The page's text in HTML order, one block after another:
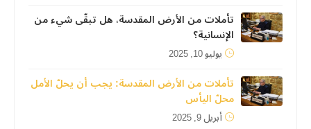
تأملات من الأرض المقدسة، هل تبقّى شيء من
الإنسانية؟
يوليو 10, 2025
تأملات من الأرض المقدسة: يجب أن يحلّ الأمل
محلّ اليأس
أبريل 9, 2025